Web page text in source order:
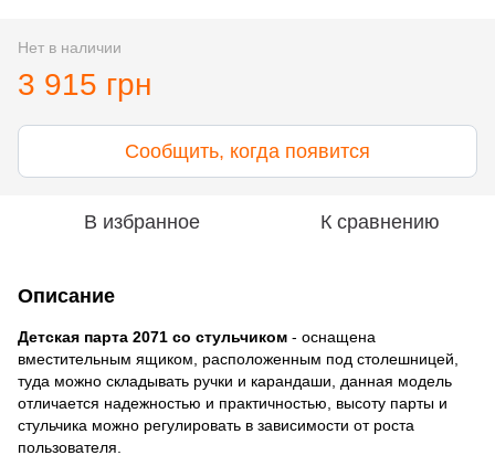
Нет в наличии
3 915 грн
Сообщить, когда появится
В избранное К сравнению
Описание
Детская парта 2071 со стульчиком - оснащена
вместительным ящиком, расположенным под столешницей,
туда можно складывать ручки и карандаши, данная модель
отличается надежностью и практичностью, высоту парты и
стульчика можно регулировать в зависимости от роста
пользователя.